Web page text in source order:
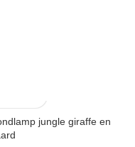
jungle giraffe en